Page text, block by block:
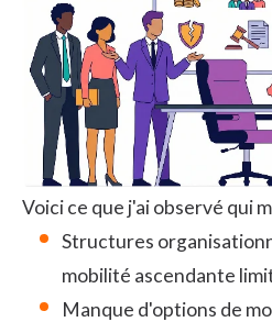
Voici ce que j'ai observé qui
Structures
mobilité ascendante
Manque d'options de